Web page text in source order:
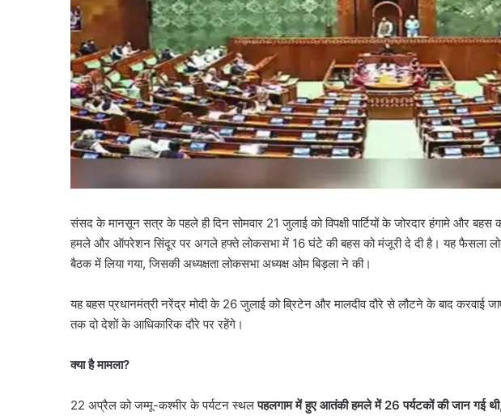
संसद के मानसून सत्र के पहले ही दिन सोमवार 21 जुलाई को विपक्षी पार्टियों के जोरदार हंगामे और
हमले और ऑपरेशन सिंदूर पर अगले हफ्ते लोकसभा में 16 घंटे की बहस को मंजूरी दे दी है। यह फैसला
बैठक में लिया गया, जिसकी अध्यक्षता लोकसभा अध्यक्ष ओम बिड़ला ने की।
यह बहस प्रधानमंत्री नरेंद्र मोदी के 26 जुलाई को ब्रिटेन और मालदीव दौरे से लौटने के बाद करवाई
तक दो देशों के आधिकारिक दौरे पर रहेंगे।
क्या है मामला?
22 अप्रैल को जम्मू-कश्मीर के पर्यटन स्थलपहलगाम में हुए आतंकी हमले में 26पर्यटकों की जान गई थी